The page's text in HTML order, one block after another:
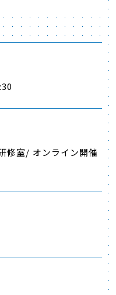
修室/ オンライン開催